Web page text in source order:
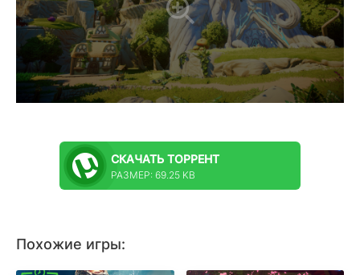
СКАЧАТЬ ТОРРЕНТ
РАЗМЕР: 69.25 KB
Похожие игры: